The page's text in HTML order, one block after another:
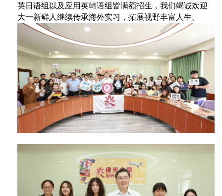
英日语组以及应用英韩语组皆满额招生，我们竭诚欢迎
大一新鲜人继续传承海外实习，拓展视野丰富人生。